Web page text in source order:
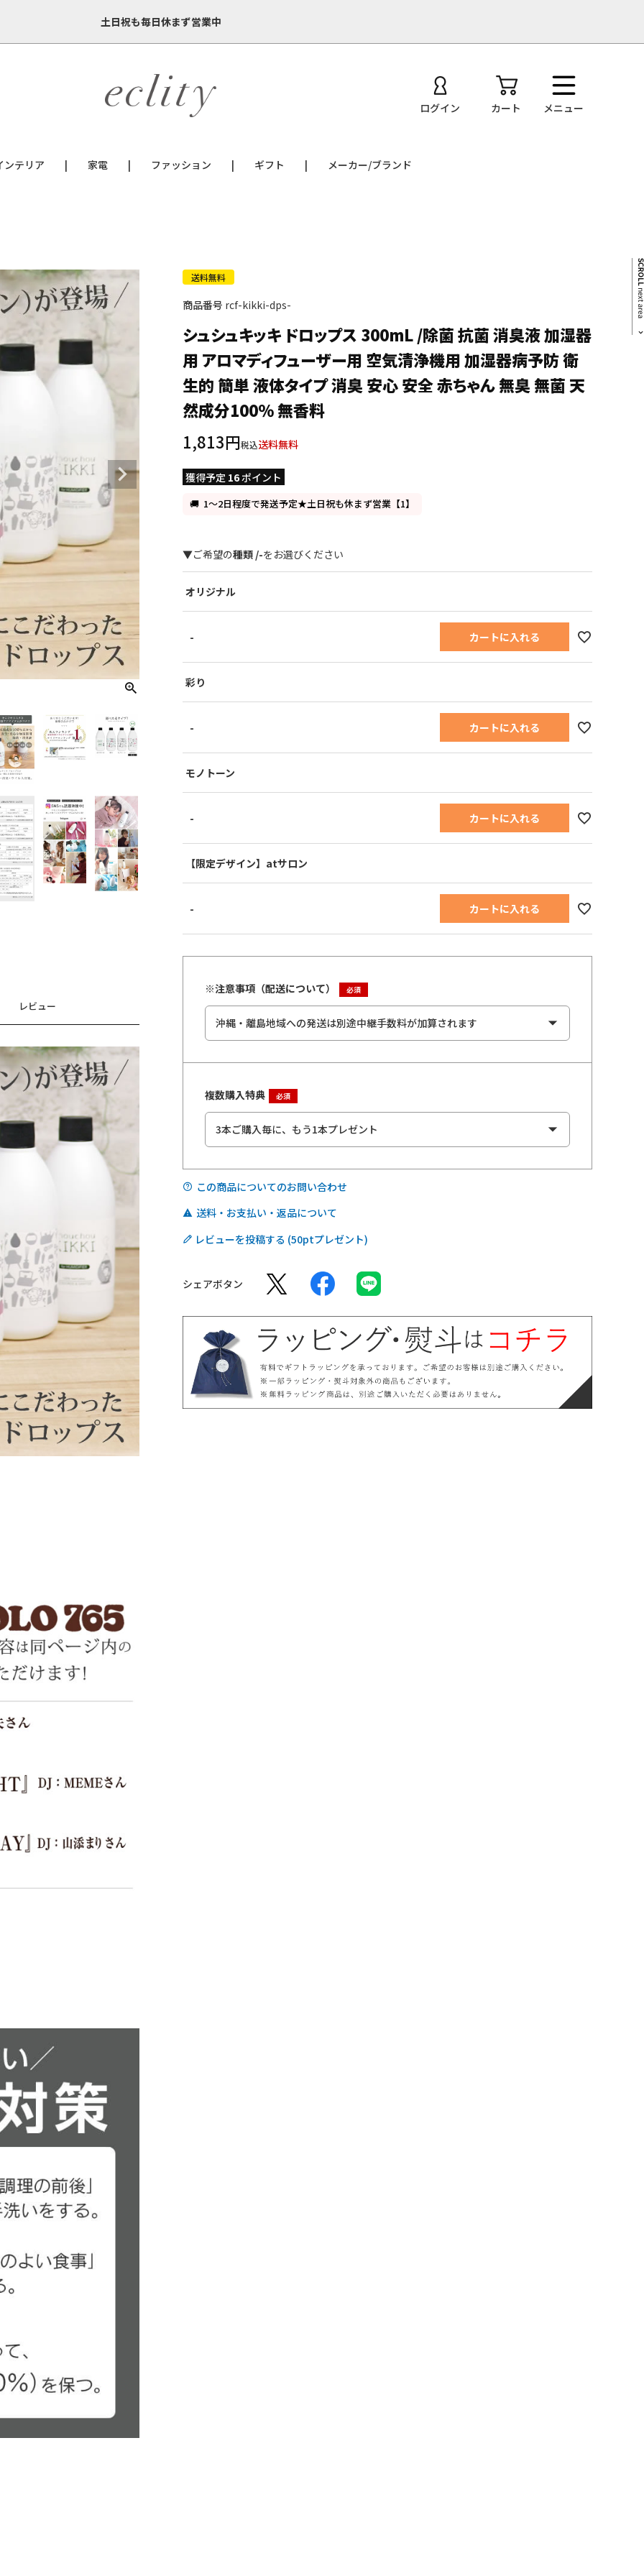
土日祝も毎日休まず営業中
カート メニュー
ログイン
ンテリア 家電 ファッション ギフト メーカー/ブランド
レビュー
送料無料
商品番号 rcf-kikki-dps-
シュシュキッキ ドロップス 300mL /除菌 抗菌 消臭液 加湿器
用 アロマディフューザー用 空気清浄機用 加湿器病予防 衛
生的 簡単 液体タイプ 消臭 安心 安全 赤ちゃん 無臭 無菌 天
然成分100％ 無香料
1,813
税込送料無料
獲得予定 16ポイント
1～2日程度で発送予定★土日祝も休まず営業【1】
種類 -
オリジナル
- カートに入れる
彩り
- カートに入れる
モノトーン
- カートに入れる
【限定デザイン】atサロン
- カートに入れる
※注意事項（配送について）
複数購入特典
この商品についてのお問い合わせ
送料・お支払い・返品について
レビューを投稿する
シェアボタン